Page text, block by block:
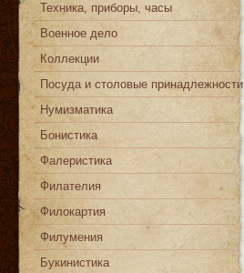
Техника, приборы, часы
Военное дело
Коллекции
Посуда и столовые принадлежности
Нумизматика
Бонистика
Фалеристика
Филателия
Филокартия
Филумения
Букинистика